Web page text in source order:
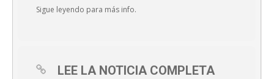
Sigue leyendo para más info.
LEE LA NOTICIA COMPLETA